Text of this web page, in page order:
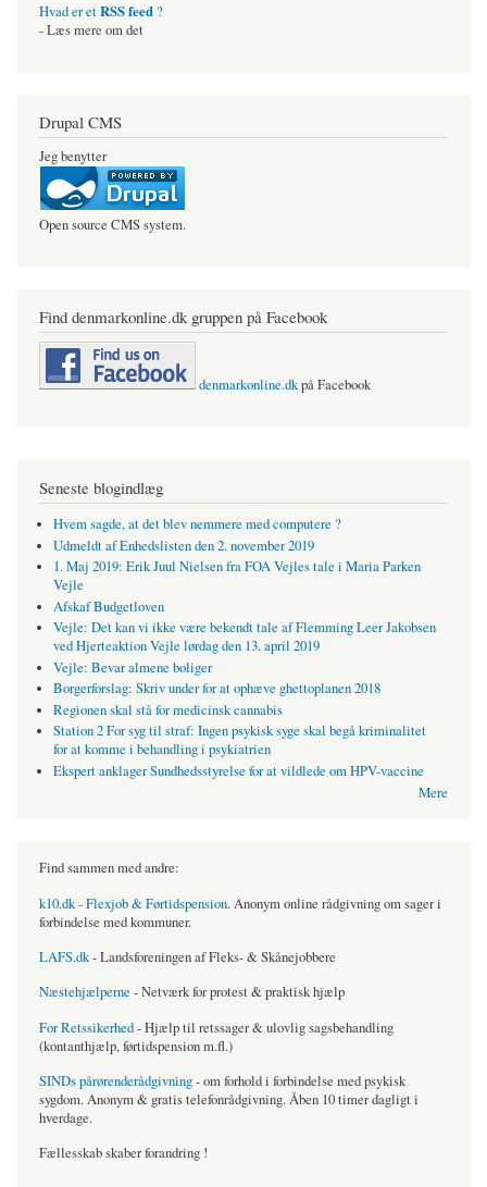
Hvad er etRSS feed ?
- Læs mere om det
Drupal CMS
Jeg benytter
Open source CMS system.
Find denmarkonline.dk gruppen på Facebook
denmarkonline.dkpå Facebook
Seneste blogindlæg
Hvem sagde, at det blev nemmere med computere ?
Udmeldt af Enhedslisten den 2. november 2019
1. Maj 2019: Erik Juul Nielsen fra FOA Vejles tale i Maria Parken
Vejle
Afskaf Budgetloven
Vejle: Det kan vi ikke være bekendt tale af Flemming Leer Jakobsen
ved Hjerteaktion Vejle lørdag den 13. april 2019
Vejle: Bevar almene boliger
Borgerforslag: Skriv under for at ophæve ghettoplanen 2018
Regionen skal stå for medicinsk cannabis
Station 2 For syg til straf: Ingen psykisk syge skal begå kriminalitet
for at komme i behandling i psykiatrien
Ekspert anklager Sundhedsstyrelse for at vildlede om HPV-vaccine
Mere
Find sammen med andre:
k10.dk - Flexjob & Førtidspension. Anonym online rådgivning om sager i
forbindelse med kommuner.
LAFS.dk- Landsforeningen af Fleks- & Skånejobbere
Næstehjælperne - Netværk for protest & praktisk hjælp
For Retssikerhed- Hjælp til retssager & ulovlig sagsbehandling
(kontanthjælp, førtidspension m.fl.)
SINDs pårørenderådgivning- om forhold i forbindelse med psykisk
sygdom. Anonym & gratis telefonrådgivning. Åben 10 timer dagligt i
hverdage.
Fællesskab skaber forandring !